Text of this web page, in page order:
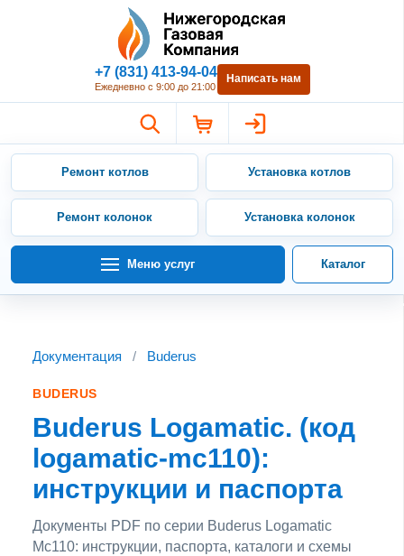
Нижегородская Газовая
+7 (831) 413-94-04
Ежедневно с 9:00 до 21:00
Написать нам
Ремонт котлов Установка котлов
Ремонт колонок Установка колонок
Меню услуг Каталог
Документация / Buderus
BUDERUS
Buderus Logamatic. (код
logamatic-mc110):
инструкции и паспорта
Документы PDF по серии Buderus Logamatic
Mc110: инструкции, паспорта, каталоги и схемы